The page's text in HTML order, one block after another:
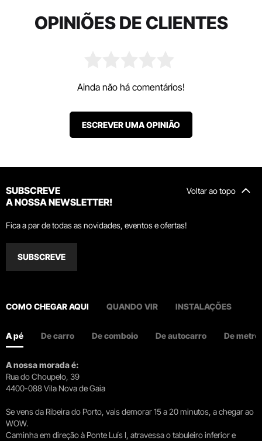
OPINIÕES DE CLIENTES
Ainda não há comentários!
ESCREVER UMA OPINIÃO
Voltar ao topo
SUBSCREVE
A NOSSA NEWSLETTER!
Fica a par de todas as novidades, eventos e ofertas!
SUBSCREVE
COMO CHEGAR AQUI QUANDO VIR INSTALAÇÕES
A pé De carro De comboio De autocarro De metro
A nossa morada é:
Rua do Choupelo, 39
4400-088 Vila Nova de Gaia
Se vens da Ribeira do Porto, vais demorar 15 a 20 minutos, a chegar ao
WOW.
Caminha em direção à Ponte Luís I, atravessa o tabuleiro inferior e